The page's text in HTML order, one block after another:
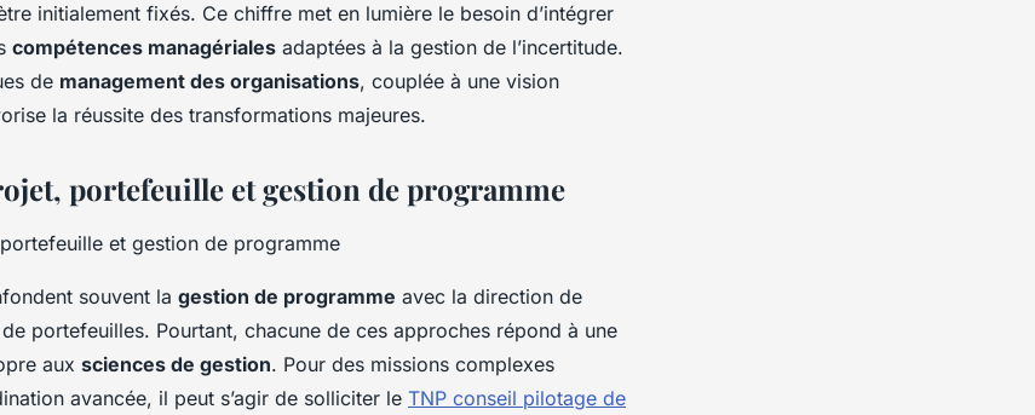
initialement fixés. Ce chiffre met en lumière le besoin d’intégrer
compétences managériales adaptées à la gestion de l’incertitude.
de management des organisations, couplée à une vision
la réussite des transformations majeures.
portefeuille et gestion de programme
souvent la gestion de programme avec la direction de
portefeuilles. Pourtant, chacune de ces approches répond à une
aux sciences de gestion. Pour des missions complexes
avancée, il peut s’agir de solliciter le TNP conseil pilotage de